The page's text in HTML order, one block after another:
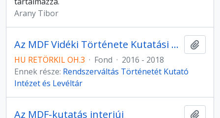
Arany Tibor
Az MDF Vidéki Története Kutatási Program Interjúi
HU RETÖRKIL OH.3 · Fond · 2016 - 2018
Ennek része: Rendszerváltás Történetét Kutató
Intézet és Levéltár
Az MDF-kutatás interjúi